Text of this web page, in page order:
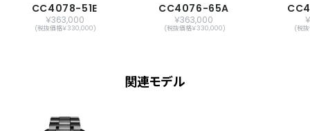
CC4078-51E
￥363,000
(税抜価格￥330,000)
CC4076-65A
￥363,000
(税抜価格￥330,000) (税
関連モデル